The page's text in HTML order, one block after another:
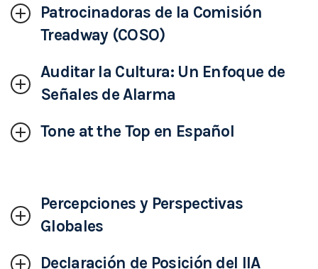
Patrocinadoras de la Comisión
Treadway (COSO)
Auditar la Cultura: Un Enfoque de
Señales de Alarma
Tone at the Top en Español
Percepciones y Perspectivas
Globales
Declaración de Posición del IIA